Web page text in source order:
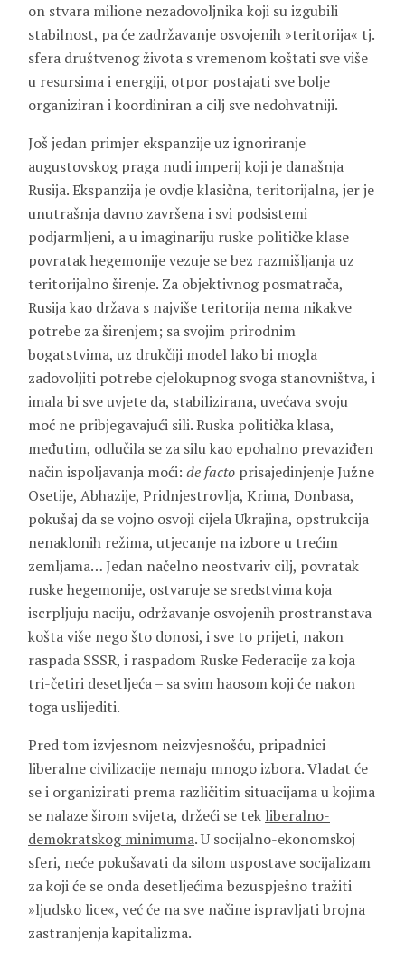
on stvara milione nezadovoljnika koji su izgubili
stabilnost, pa će zadržavanje osvojenih »teritorija« tj.
sfera društvenog života s vremenom koštati sve više
u resursima i energiji, otpor postajati sve bolje
organiziran i koordiniran a cilj sve nedohvatniji.
Još jedan primjer ekspanzije uz ignoriranje
augustovskog praga nudi imperij koji je današnja
Rusija. Ekspanzija je ovdje klasična, teritorijalna, jer je
unutrašnja davno završena i svi podsistemi
podjarmljeni, a u imaginariju ruske političke klase
povratak hegemonije vezuje se bez razmišljanja uz
teritorijalno širenje. Za objektivnog posmatrača,
Rusija kao država s najviše teritorija nema nikakve
potrebe za širenjem; sa svojim prirodnim
bogatstvima, uz drukčiji model lako bi mogla
zadovoljiti potrebe cjelokupnog svoga stanovništva, i
imala bi sve uvjete da, stabilizirana, uvećava svoju
moć ne pribjegavajući sili. Ruska politička klasa,
međutim, odlučila se za silu kao epohalno prevaziđen
način ispoljavanja moći: de facto prisajedinjenje Južne
Osetije, Abhazije, Pridnjestrovlja, Krima, Donbasa,
pokušaj da se vojno osvoji cijela Ukrajina, opstrukcija
nenaklonih režima, utjecanje na izbore u trećim
zemljama… Jedan načelno neostvariv cilj, povratak
ruske hegemonije, ostvaruje se sredstvima koja
iscrpljuju naciju, održavanje osvojenih prostranstava
košta više nego što donosi, i sve to prijeti, nakon
raspada SSSR, i raspadom Ruske Federacije za koja
tri-četiri desetljeća – sa svim haosom koji će nakon
toga uslijediti.
Pred tom izvjesnom neizvjesnošću, pripadnici
liberalne civilizacije nemaju mnogo izbora. Vladat će
se i organizirati prema različitim situacijama u kojima
se nalaze širom svijeta, držeći se tek liberalno-
demokratskog minimuma. U socijalno-ekonomskoj
sferi, neće pokušavati da silom uspostave socijalizam
za koji će se onda desetljećima bezuspješno tražiti
»ljudsko lice«, već će na sve načine ispravljati brojna
zastranjenja kapitalizma.